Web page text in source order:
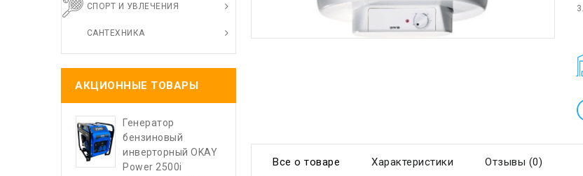
СПОРТ И УВЛЕЧЕНИЯ
САНТЕХНИКА
АКЦИОННЫЕ ТОВАРЫ
Генератор
бензиновый
инверторный OKAY
Power 2500i
Все о товаре Характеристики Отзывы (0)